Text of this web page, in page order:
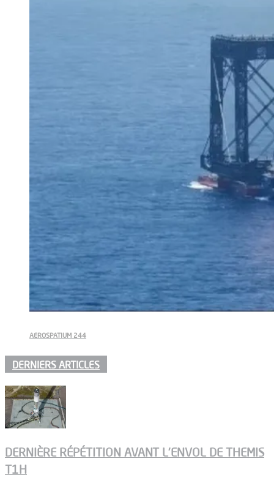
AEROSPATIUM 244
DERNIERS ARTICLES
DERNIÈRE RÉPÉTITION AVANT L’ENVOL DE THEMIS
T1H